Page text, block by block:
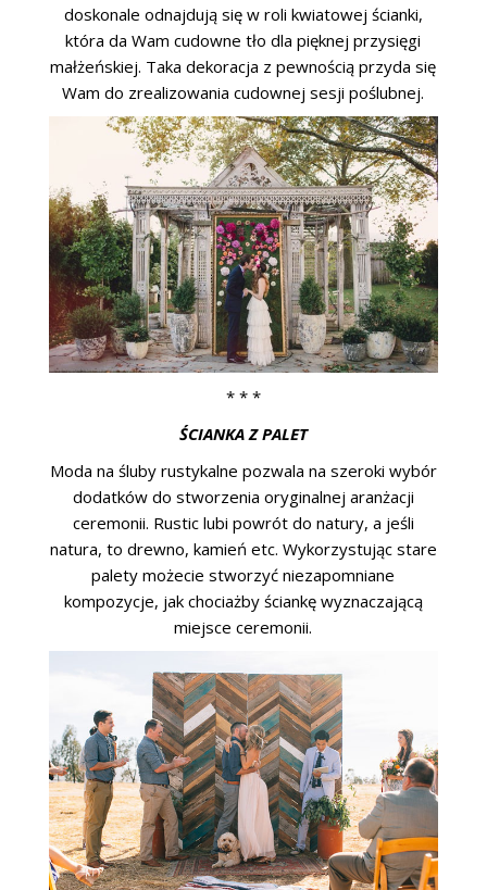
doskonale odnajdują się w roli kwiatowej ścianki,
która da Wam cudowne tło dla pięknej przysięgi
małżeńskiej. Taka dekoracja z pewnością przyda się
Wam do zrealizowania cudownej sesji poślubnej.
* * *
ŚCIANKA Z PALET
Moda na śluby rustykalne pozwala na szeroki wybór
dodatków do stworzenia oryginalnej aranżacji
ceremonii. Rustic lubi powrót do natury, a jeśli
natura, to drewno, kamień etc. Wykorzystując stare
palety możecie stworzyć niezapomniane
kompozycje, jak chociażby ściankę wyznaczającą
miejsce ceremonii.